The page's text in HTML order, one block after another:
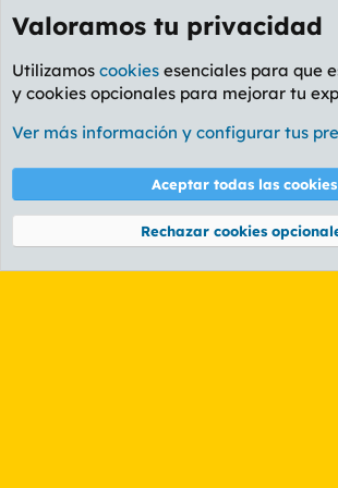
Foro Ocio y Cultura
Cookies
PL OLDSTYLE AMARILLO
Términos y reglas Política de
Community platform by XenForo® © 2010-2026
Valoramos tu privacidad
Utilizamos cookies esenciales para que
y cookies opcionales para mejorar tu
Ver más información y configurar tus
Aceptar todas las cookies
Rechazar cookies